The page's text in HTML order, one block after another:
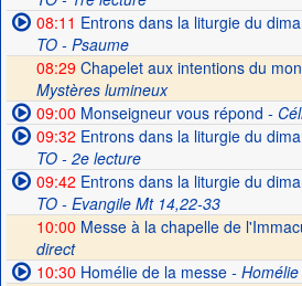
08:11 Entrons dans la liturgie du
TO - Psaume
08:29 Chapelet aux intentions du
Mystères lumineux
09:00 Monseigneur vous répond -
09:32 Entrons dans la liturgie du
TO - 2e lecture
09:42 Entrons dans la liturgie du
TO - Evangile Mt 14,22-33
10:00 Messe à la chapelle de
direct
10:30 Homélie de la messe- Homélie